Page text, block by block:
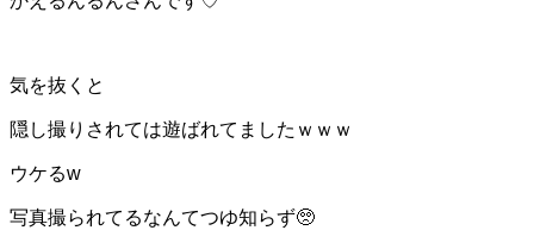
気を抜くと
隠し撮りされては遊ばれてましたｗｗｗ
ウケるw
写真撮られてるなんてつゆ知らず🥺